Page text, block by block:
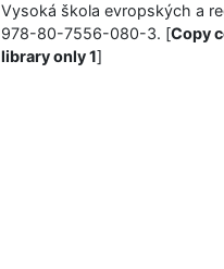
Vysoká škola evropských a
978-80-7556-080-3. [Copy
library only 1]